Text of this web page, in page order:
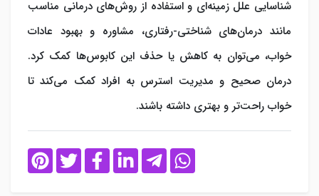
شناسایی علل زمینه‌ای و استفاده از روش‌های درمانی مناسب
مانند درمان‌های شناختی-رفتاری، مشاوره و بهبود عادات
خواب، می‌توان به کاهش یا حذف این کابوس‌ها کمک کرد.
درمان صحیح و مدیریت استرس به افراد کمک می‌کند تا
خواب راحت‌تر و بهتری داشته باشند.